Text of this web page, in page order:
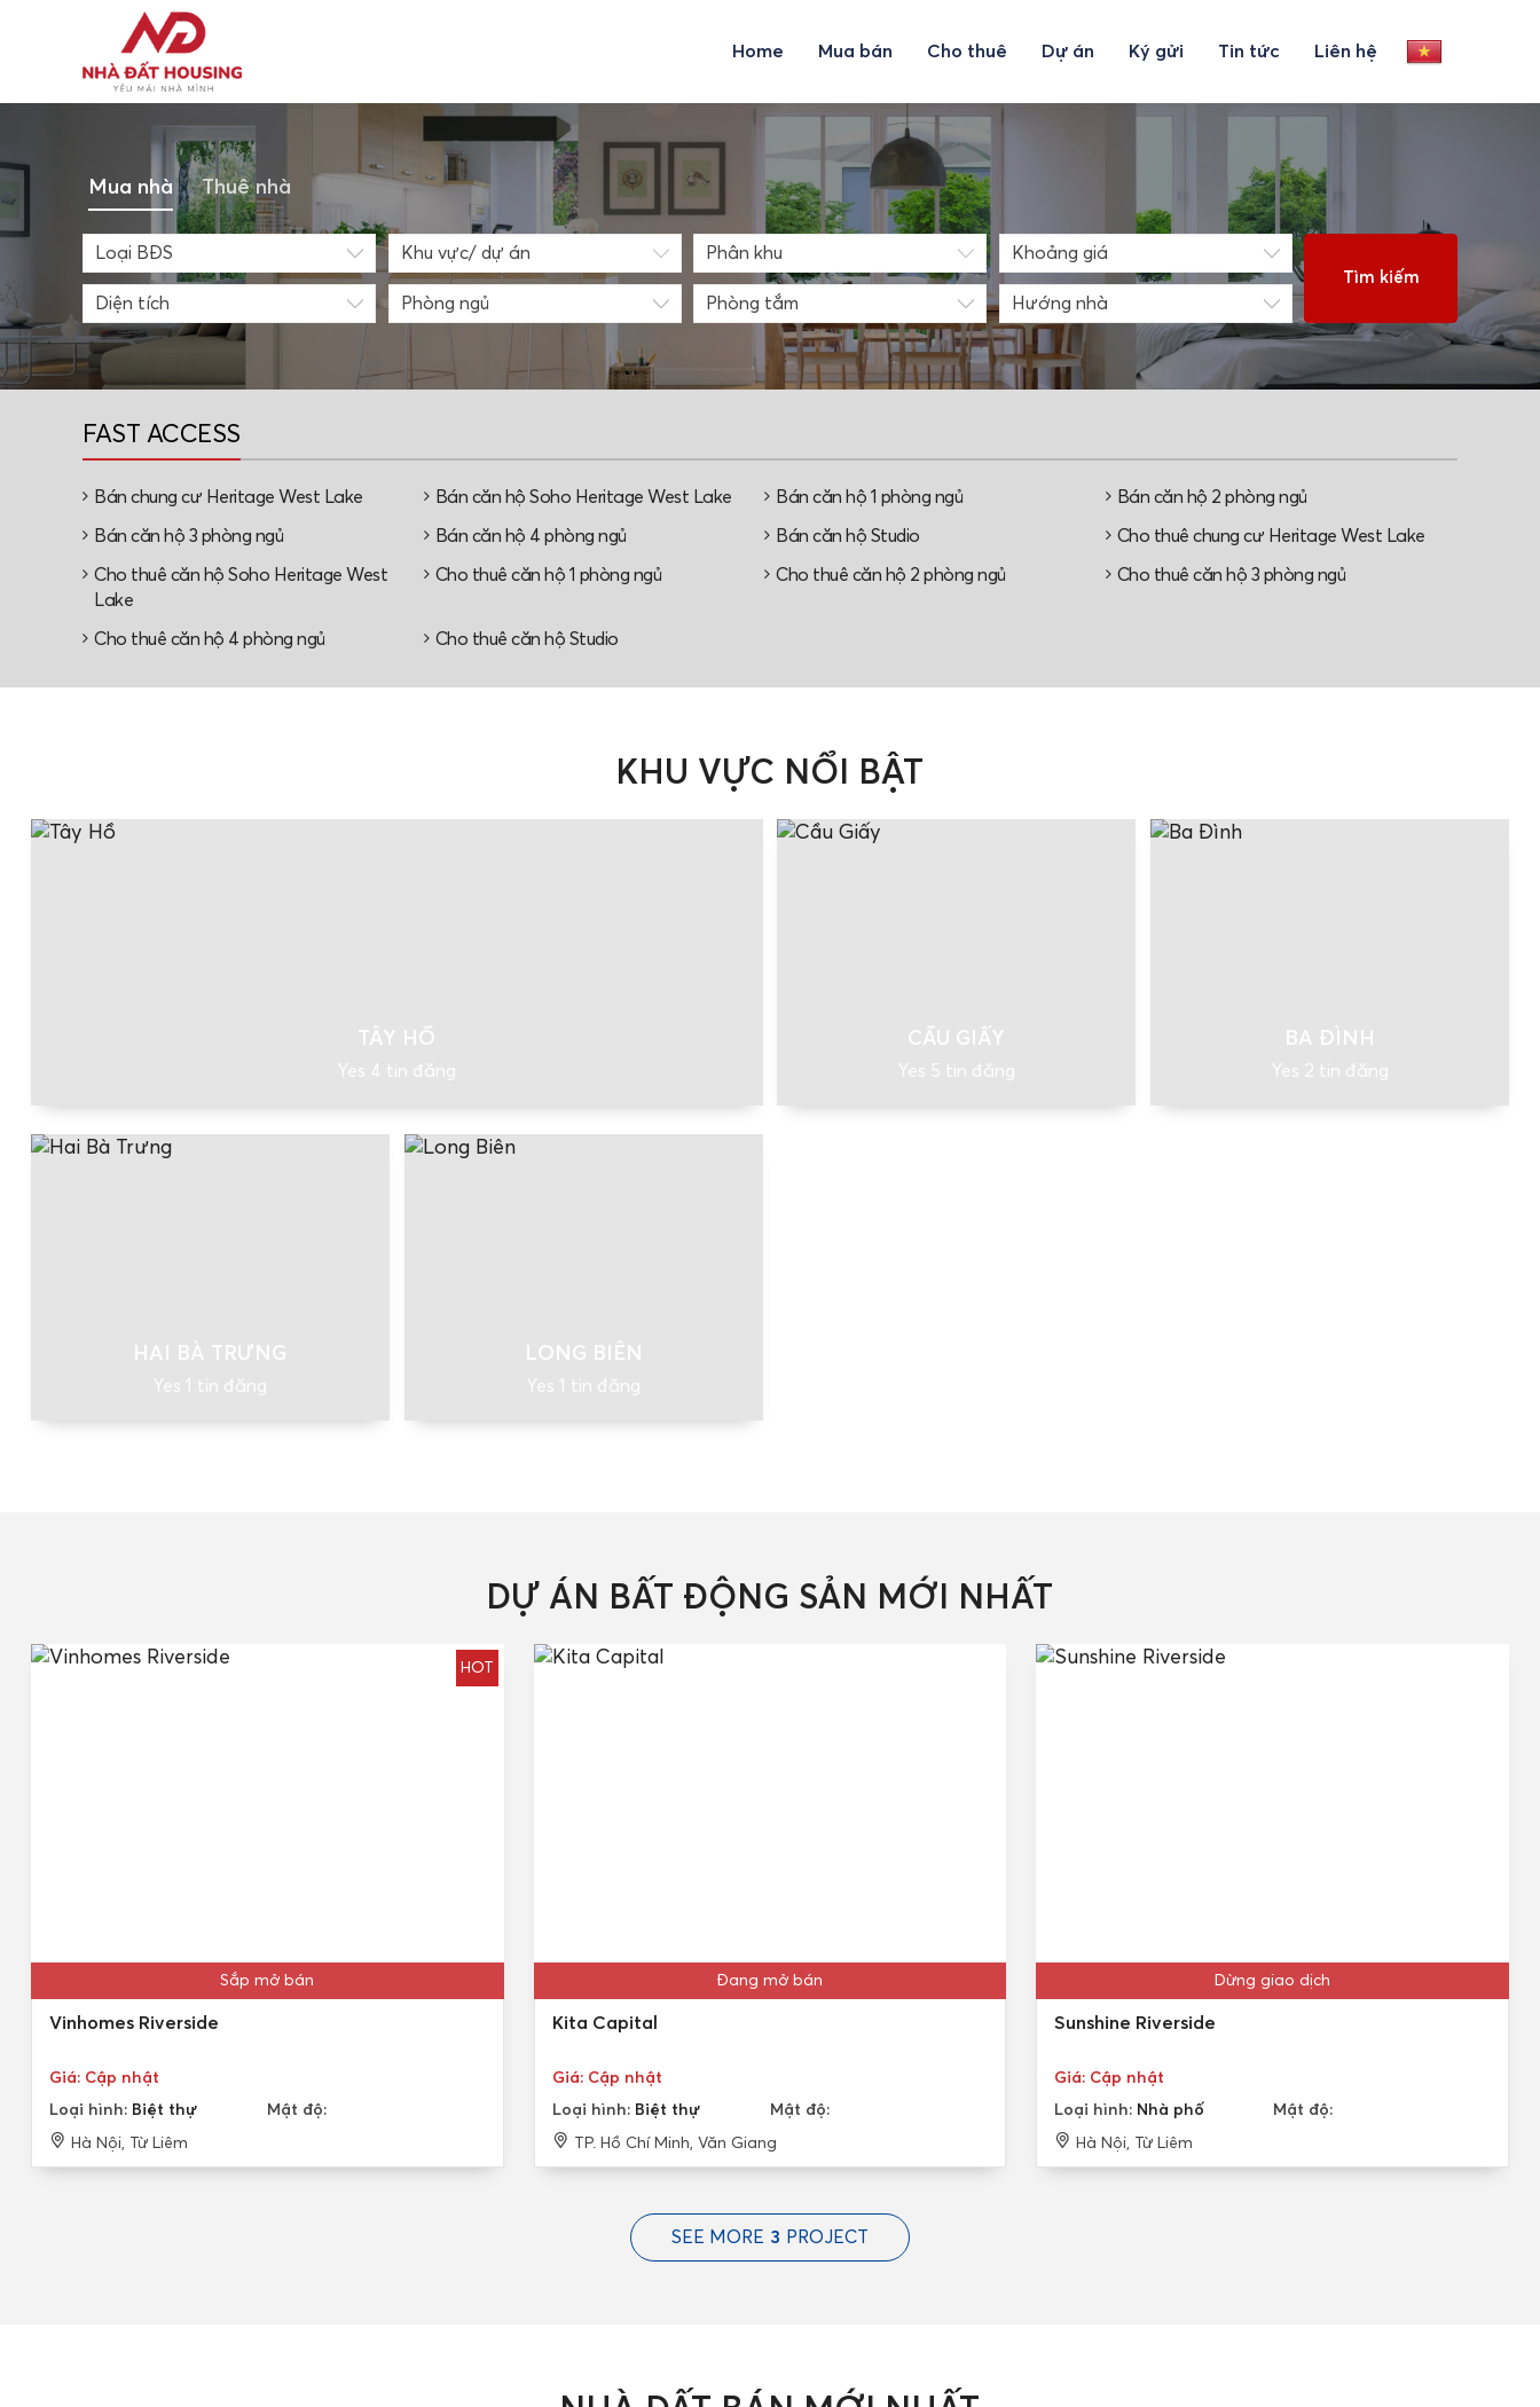
Home Mua bán Cho thuê Dự án Ký gửi Tin tức Liên hệ
Mua nhà Thuê nhà
Loại BĐS Khoảng giá
Diện tích Phòng ngủ Phòng tắm Hướng nhà
Tìm kiếm
FAST ACCESS
Bán chung cư Heritage West Lake Bán căn hộ Soho Heritage West Lake Bán căn hộ 1 phòng ngủ Bán căn hộ 2 phòng ngủ
Bán căn hộ 3 phòng ngủ Bán căn hộ 4 phòng ngủ Bán căn hộ Studio Cho thuê chung cư Heritage West Lake
Cho thuê căn hộ Soho Heritage West
Lake
Cho thuê căn hộ 1 phòng ngủ Cho thuê căn hộ 2 phòng ngủ Cho thuê căn hộ 3 phòng ngủ
Cho thuê căn hộ 4 phòng ngủ Cho thuê căn hộ Studio
KHU VỰC NỔI BẬT
TÂY HỒ
Yes 4 tin đăng
CẦU GIẤY
Yes 5 tin đăng
BA ĐÌNH
Yes 2 tin đăng
HAI BÀ TRƯNG
Yes 1 tin đăng
LONG BIÊN
Yes 1 tin đăng
DỰ ÁN BẤT ĐỘNG SẢN MỚI NHẤT
HOT
Sắp mở bán
Vinhomes Riverside
Giá: Cập nhật
Loại hình: Biệt thự Mật độ:
Hà Nội, Từ Liêm
Đang mở bán
Kita Capital
Giá: Cập nhật
Loại hình: Biệt thự Mật độ:
TP. Hồ Chí Minh, Văn Giang
Dừng giao dịch
Sunshine Riverside
Giá: Cập nhật
Loại hình: Nhà phố Mật độ:
Hà Nội, Từ Liêm
SEE MORE 3 PROJECT